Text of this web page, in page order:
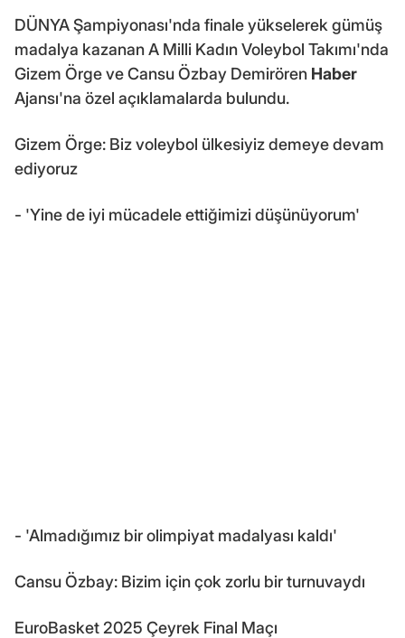
DÜNYA Şampiyonası'nda finale yükselerek gümüş
madalya kazanan A Milli Kadın Voleybol Takımı'nda
Gizem Örge ve Cansu Özbay Demirören Haber
Ajansı'na özel açıklamalarda bulundu.
Gizem Örge: Biz voleybol ülkesiyiz demeye devam
ediyoruz
- 'Yine de iyi mücadele ettiğimizi düşünüyorum'
- 'Almadığımız bir olimpiyat madalyası kaldı'
Cansu Özbay: Bizim için çok zorlu bir turnuvaydı
EuroBasket 2025 Çeyrek Final Maçı